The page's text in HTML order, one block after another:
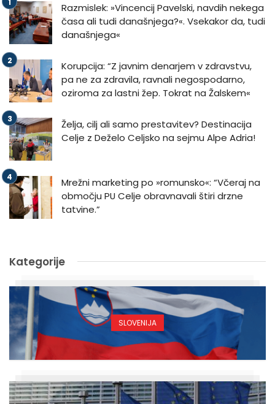
Razmislek: »Vincencij Pavelski, navdih nekega
časa ali tudi današnjega?«. Vsekakor da, tudi
današnjega«
Korupcija: “Z javnim denarjem v zdravstvu,
pa ne za zdravila, ravnali negospodarno,
oziroma za lastni žep. Tokrat na Žalskem«
Želja, cilj ali samo prestavitev? Destinacija
Celje z Deželo Celjsko na sejmu Alpe Adria!
Mrežni marketing po »romunsko«: “Včeraj na
območju PU Celje obravnavali štiri drzne
tatvine.”
Kategorije
SLOVENIJA